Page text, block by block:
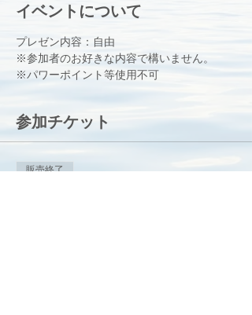
イベントについて
※参加者のお好きな内容で構いません。
※パワーポイント等使用不可
参加チケット
販売終了